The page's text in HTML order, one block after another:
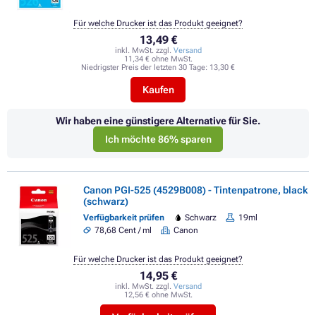
13,49 €
inkl. MwSt. zzgl. Versand
11,34 € ohne MwSt.
Niedrigster Preis der letzten 30 Tage: 13,30 €
Kaufen
Für welche Drucker ist das Produkt geeignet?
Wir haben eine günstigere Alternative für Sie.
Ich möchte 86% sparen
Canon PGI-525 (4529B008) - Tintenpatrone, black
(schwarz)
Verfügbarkeit prüfen Schwarz
19ml
78,68 Cent / ml
Canon
14,95 €
inkl. MwSt. zzgl. Versand
12,56 € ohne MwSt.
Für welche Drucker ist das Produkt geeignet?